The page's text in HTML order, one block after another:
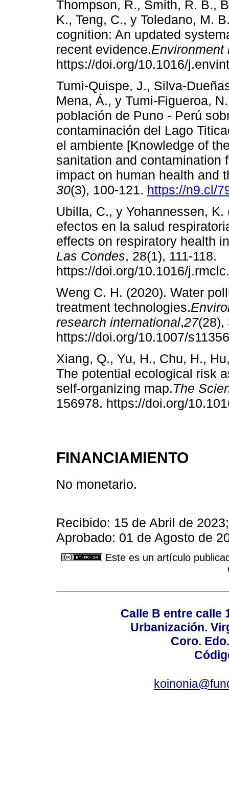
Thompson, R., Smith, R. B.,
K., Teng, C., y Toledano, M.
cognition: An updated
recent evidence.Environment
https://doi.org/10.1016/
Tumi-Quispe, J., Silva-
Mena, Á., y Tumi-Figueroa,
población de Puno - Perú
contaminación del Lago
el ambiente [Knowledge of
sanitation and contamination
impact on human health and
30(3), 100-121. https://n9.cl/
Ubilla, C., y Yohannessen,
efectos en la salud
effects on respiratory health
Las Condes, 28(1), 111-118.
https://doi.org/10.1016/
Weng C. H. (2020). Water
treatment technologies.
research international,27(28),
https://doi.org/10.1007/
Xiang, Q., Yu, H., Chu, H.,
The potential ecological risk
self-organizing map.The
156978. https://doi.org/
FINANCIAMIENTO
No monetario.
Recibido: 15 de Abril de
Aprobado: 01 de Agosto de
Este es un artículo
Calle B entre calle
Urbanización.
Coro.